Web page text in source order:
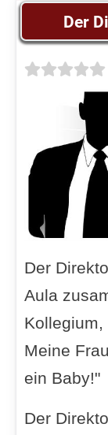
Der
Der
Aula
Meine
ein Baby!"
Der